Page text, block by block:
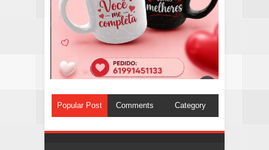
Popular Post Comments Category